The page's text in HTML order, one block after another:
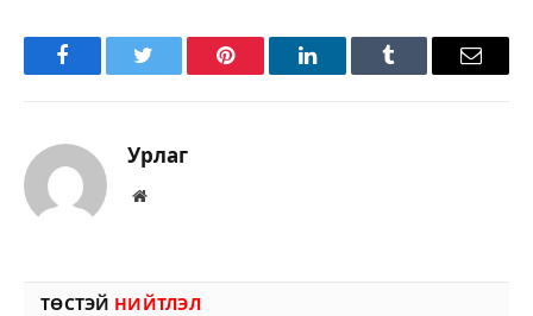
FacebookTwitter Pinterest LinkedInTumblr Имэйл
Урлаг
Вэбсайт
ТӨСТЭЙ НИЙТЛЭЛ